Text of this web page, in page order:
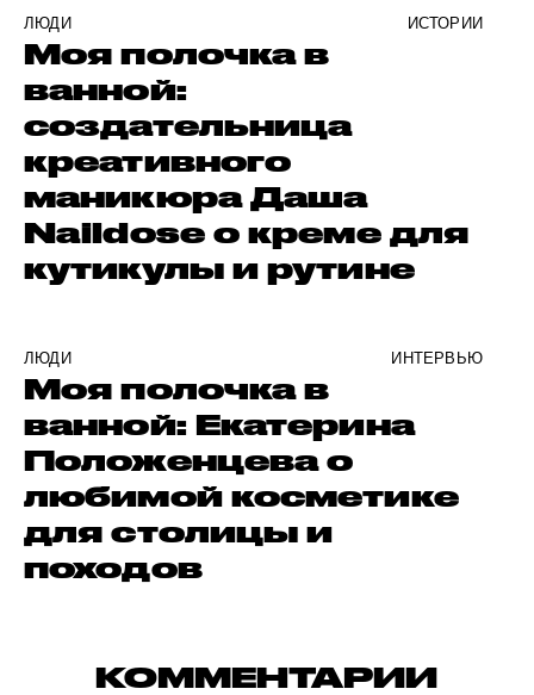
ЛЮДИ ИСТОРИИ
Моя полочка в
ванной:
создательница
креативного
маникюра Даша
Naildose о креме для
кутикулы и рутине
ЛЮДИ ИНТЕРВЬЮ
Моя полочка в
ванной: Екатерина
Положенцева о
любимой косметике
для столицы и
походов
КОММЕНТАРИИ